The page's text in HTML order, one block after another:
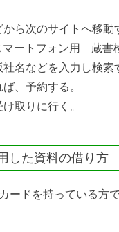
トフォンな
マートフォン用 蔵書
名などを入力し検索
、予約する。
取りに行く。
した資料の借り方
ードを持っている方